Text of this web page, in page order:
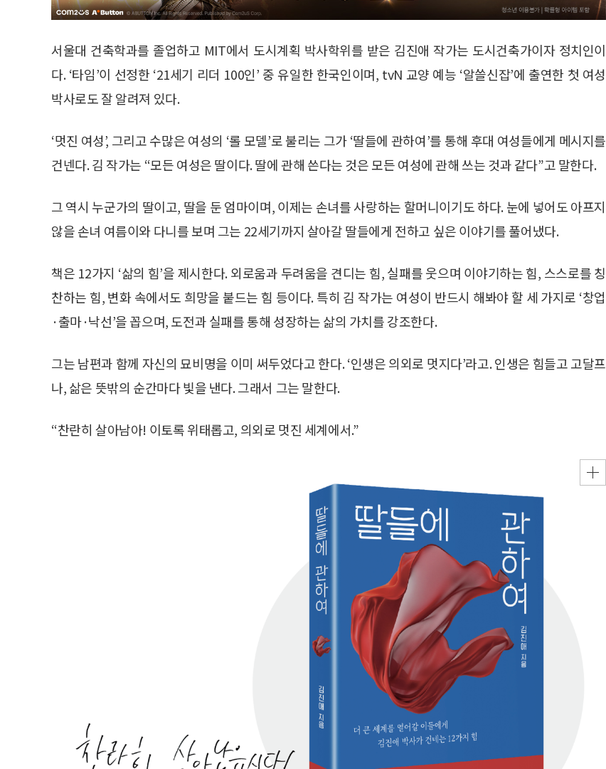
서울대 건축학과를 졸업하고 MIT에서 도시계획 박사학위를 받은 김진애 작가는 도시건축가이자 정치인이
다. ‘타임’이 선정한 ‘21세기 리더 100인’ 중 유일한 한국인이며, tvN 교양 예능 ‘알쓸신잡’에 출연한 첫 여성
박사로도 잘 알려져 있다.
‘멋진 여성’, 그리고 수많은 여성의 ‘롤 모델’로 불리는 그가 ‘딸들에 관하여’를 통해 후대 여성들에게 메시지를
건넨다. 김 작가는 “모든 여성은 딸이다. 딸에 관해 쓴다는 것은 모든 여성에 관해 쓰는 것과 같다”고 말한다.
그 역시 누군가의 딸이고, 딸을 둔 엄마이며, 이제는 손녀를 사랑하는 할머니이기도 하다. 눈에 넣어도 아프지
않을 손녀 여름이와 다니를 보며 그는 22세기까지 살아갈 딸들에게 전하고 싶은 이야기를 풀어냈다.
책은 12가지 ‘삶의 힘’을 제시한다. 외로움과 두려움을 견디는 힘, 실패를 웃으며 이야기하는 힘, 스스로를 칭
찬하는 힘, 변화 속에서도 희망을 붙드는 힘 등이다. 특히 김 작가는 여성이 반드시 해봐야 할 세 가지로 ‘창업
·출마·낙선’을 꼽으며, 도전과 실패를 통해 성장하는 삶의 가치를 강조한다.
그는 남편과 함께 자신의 묘비명을 이미 써두었다고 한다. ‘인생은 의외로 멋지다’라고. 인생은 힘들고 고달프
나, 삶은 뜻밖의 순간마다 빛을 낸다. 그래서 그는 말한다.
“찬란히 살아남아! 이토록 위태롭고, 의외로 멋진 세계에서.”